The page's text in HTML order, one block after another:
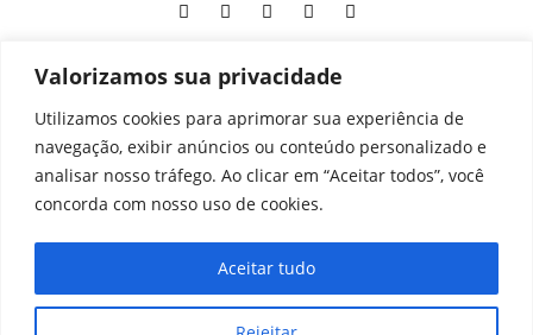
Valorizamos sua privacidade
Utilizamos cookies para aprimorar sua experiência de
navegação, exibir anúncios ou conteúdo personalizado e
analisar nosso tráfego. Ao clicar em “Aceitar todos”, você
concorda com nosso uso de cookies.
Aceitar tudo
Contato Home Aviso legal Configurações de cookies
Equipe Perfil Política de cookies Serviços